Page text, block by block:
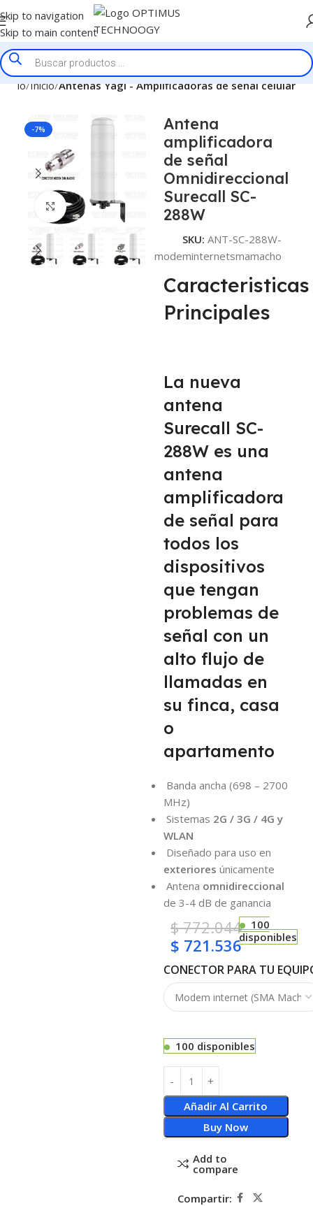
Skip to navigation
Skip to main content
Inicio Inicio Antenas Yagi - Amplificadoras de señal celular
-7%
Click to enlarge
Antena
amplificadora
de señal
Omnidireccional
Surecall SC-
288W
SKU: ANT-SC-288W-
modeminternetsmamacho
Caracteristicas
Principales
La nueva
antena
Surecall SC-
288W es una
antena
amplificadora
de señal para
todos los
dispositivos
que tengan
problemas de
señal con un
alto flujo de
llamadas en
su finca, casa
o
apartamento
Banda ancha (698 – 2700
MHz)
Sistemas 2G / 3G / 4G y
WLAN
Diseñado para uso en
exteriores únicamente
Antena omnidireccional
de 3-4 dB de ganancia
$772.044
$ 721.536
100
disponibles
CONECTOR PARA TU
100 disponibles
Añadir Al Carrito
Buy Now
Add to
compare
Compartir: